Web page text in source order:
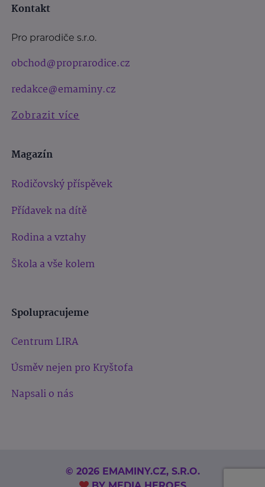
Kontakt
Pro prarodiče s.r.o.
obchod@proprarodice.cz
redakce@emaminy.cz
Zobrazit více
Magazín
Rodičovský příspěvek
Přídavek na dítě
Rodina a vztahy
Škola a vše kolem
Spolupracujeme
Centrum LIRA
Úsměv nejen pro Kryštofa
Napsali o nás
© 2026 EMAMINY.CZ, S.R.O.